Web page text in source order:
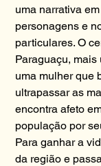
uma narrativa
personagens e
particulares. O
Paraguaçu,
uma mulher que
ultrapassar as
encontra afeto
população por
Para ganhar a
da região e